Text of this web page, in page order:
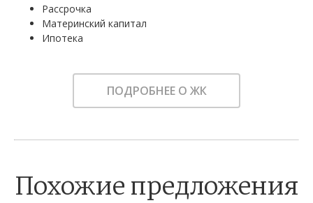
Рассрочка
Материнский капитал
Ипотека
ПОДРОБНЕЕ О ЖК
Похожие предложения